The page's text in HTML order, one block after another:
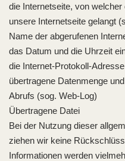
die Internetseite, von
unsere Internetseite gelangt
Name der abgerufenen
das Datum und die Uhrzeit
die Internet-Protokoll-
übertragene Datenmenge
Abrufs (sog. Web-Log)
Übertragene Datei
Bei der Nutzung dieser
ziehen wir keine
Informationen werden